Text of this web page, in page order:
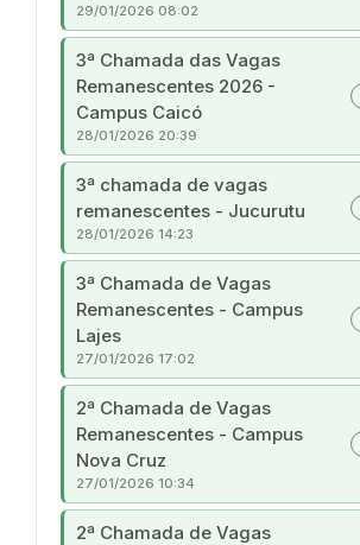
29/01/2026 08:02
3ª Chamada das Vagas
Remanescentes 2026 -
Campus Caicó
28/01/2026 20:39
3ª chamada de vagas
remanescentes - Jucurutu
28/01/2026 14:23
3ª Chamada de Vagas
Remanescentes - Campus
Lajes
27/01/2026 17:02
2ª Chamada de Vagas
Remanescentes - Campus
Nova Cruz
27/01/2026 10:34
2ª Chamada de Vagas